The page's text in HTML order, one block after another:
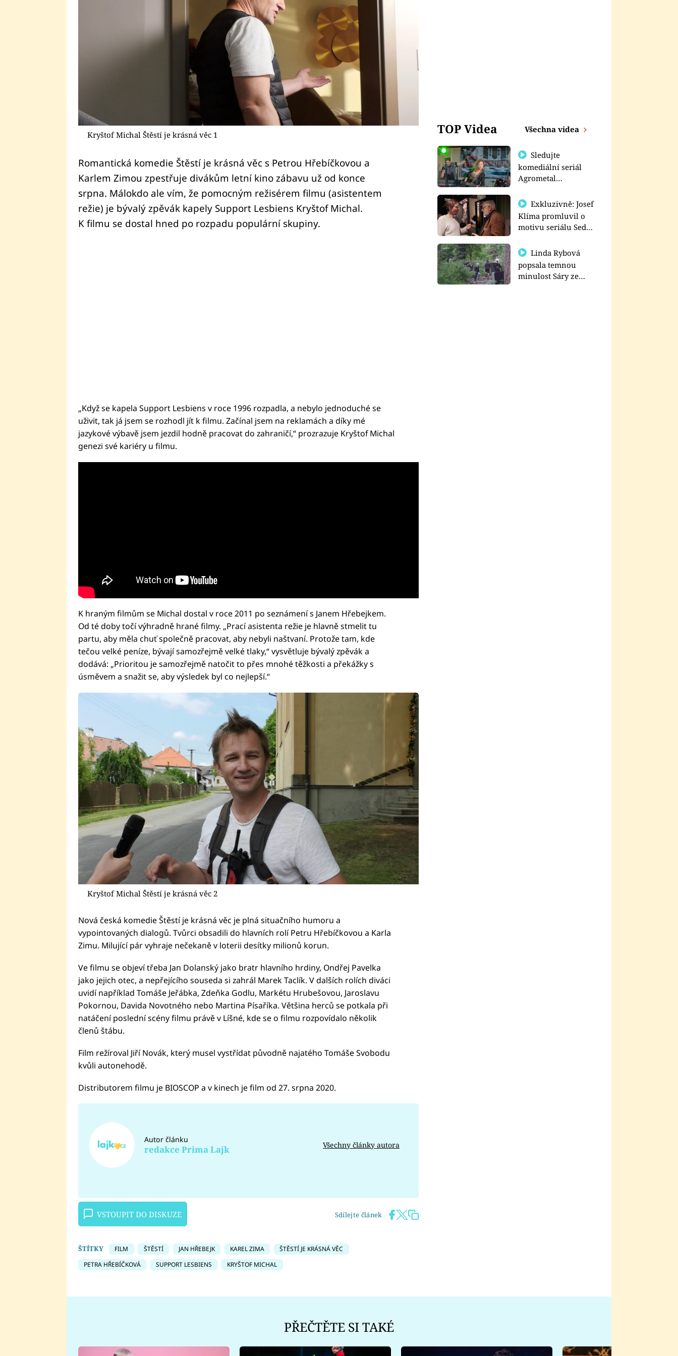
Kryštof Michal Štěstí je krásná věc 1
Romantická komedie Štěstí je krásná věc s Petrou Hřebíčkovou a
Karlem Zimou zpestřuje divákům letní kino zábavu už od konce
srpna. Málokdo ale vím, že pomocným režisérem filmu (asistentem
režie) je bývalý zpěvák kapely Support Lesbiens Kryštof Michal.
K filmu se dostal hned po rozpadu populární skupiny.
„Když se kapela Support Lesbiens v roce 1996 rozpadla, a nebylo jednoduché se
uživit, tak já jsem se rozhodl jít k filmu. Začínal jsem na reklamách a díky mé
jazykové výbavě jsem jezdil hodně pracovat do zahraničí,“ prozrazuje Kryštof Michal
genezi své kariéry u filmu.
K hraným filmům se Michal dostal v roce 2011 po seznámení s Janem Hřebejkem.
Od té doby točí výhradně hrané filmy. „Prací asistenta režie je hlavně stmelit tu
partu, aby měla chuť společně pracovat, aby nebyli naštvaní. Protože tam, kde
tečou velké peníze, bývají samozřejmě velké tlaky,“ vysvětluje bývalý zpěvák a
dodává: „Prioritou je samozřejmě natočit to přes mnohé těžkosti a překážky s
úsměvem a snažit se, aby výsledek byl co nejlepší.“
Kryštof Michal Štěstí je krásná věc 2
Nová česká komedie Štěstí je krásná věc je plná situačního humoru a
vypointovaných dialogů. Tvůrci obsadili do hlavních rolí Petru Hřebíčkovou a Karla
Zimu. Milující pár vyhraje nečekaně v loterii desítky milionů korun.
Ve filmu se objeví třeba Jan Dolanský jako bratr hlavního hrdiny, Ondřej Pavelka
jako jejich otec, a nepřejícího souseda si zahrál Marek Taclík. V dalších rolích diváci
uvidí například Tomáše Jeřábka, Zdeňka Godlu, Markétu Hrubešovou, Jaroslavu
Pokornou, Davida Novotného nebo Martina Písaříka. Většina herců se potkala při
natáčení poslední scény filmu právě v Líšné, kde se o filmu rozpovídalo několik
členů štábu.
Film režíroval Jiří Novák, který musel vystřídat původně najatého Tomáše Svobodu
kvůli autonehodě.
Distributorem filmu je BIOSCOP a v kinech je film od 27. srpna 2020.
Autor článku
redakce Prima Lajk Všechny články autora
VSTOUPIT DO DISKUZE Sdílejte článek
ŠTÍTKY FILM ŠTĚSTÍ JAN HŘEBEJK KAREL ZIMA
ŠTĚSTÍ JE KRÁSNÁ VĚC
PETRA HŘEBÍČKOVÁ
SUPPORT LESBIENS KRYŠTOF MICHAL
TOP Videa Všechna videa
Sledujte
komediální seriál
Agrometal
prima+
Exkluzivně: Josef
Klíma promluvil o
motivu seriálu Sedm
Linda Rybová
popsala temnou
minulost Sáry ze
PŘEČTĚTE SI TAKÉ